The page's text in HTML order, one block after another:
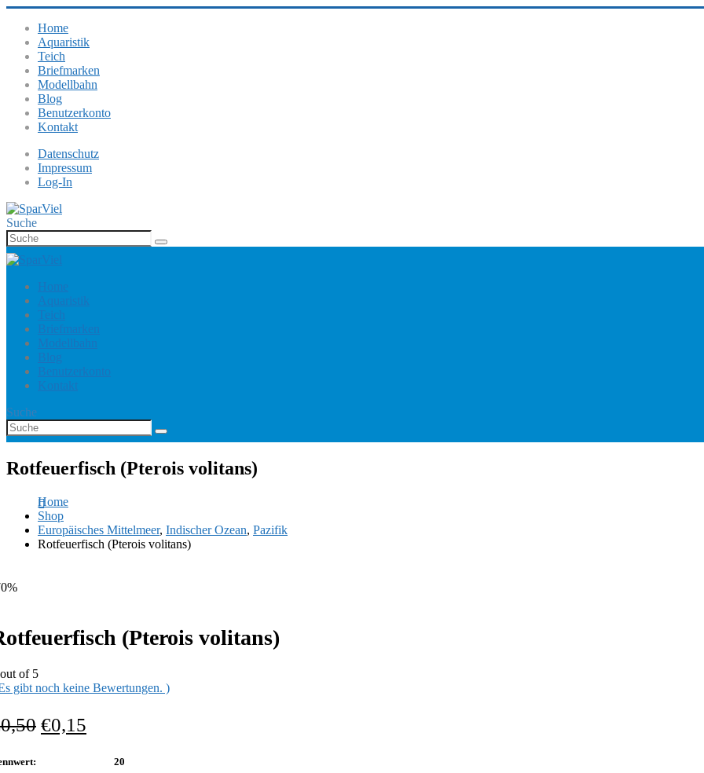
Home
Aquaristik
Teich
Briefmarken
Modellbahn
Blog
Benutzerkonto
Kontakt
Datenschutz
Impressum
Log-In
Suche
Home
Aquaristik
Teich
Briefmarken
Modellbahn
Blog
Benutzerkonto
Kontakt
Suche
Rotfeuerfisch (Pterois volitans)
Home
Shop
Europäisches Mittelmeer, Indischer Ozean, Pazifik
Rotfeuerfisch (Pterois volitans)
(Pterois volitans)
of 5
gibt noch keine Bewertungen. )
0,50 €0,15
20